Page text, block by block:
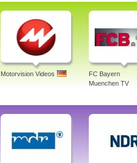
Motorvision Videos
FC Bayern
Muenchen TV